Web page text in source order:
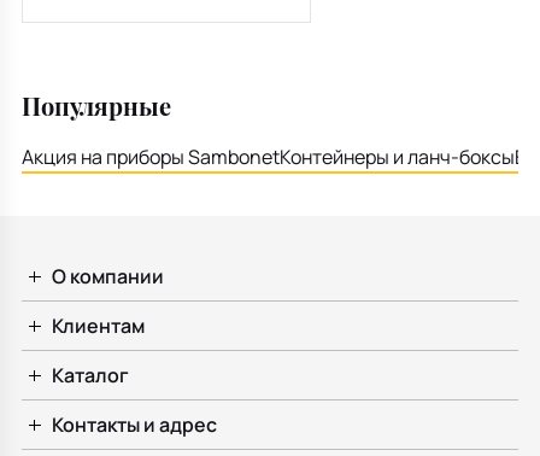
Популярные
Акция на приборы SambonetКонтейнеры и ланч-боксы
О компании
Клиентам
Каталог
Контакты и адрес